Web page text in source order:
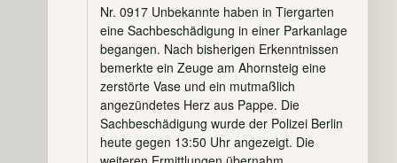
Nr. 0917 Unbekannte haben in Tiergarten
eine Sachbeschädigung in einer Parkanlage
begangen. Nach bisherigen Erkenntnissen
bemerkte ein Zeuge am Ahornsteig eine
zerstörte Vase und ein mutmaßlich
angezündetes Herz aus Pappe. Die
Sachbeschädigung wurde der Polizei Berlin
heute gegen 13:50 Uhr angezeigt. Die